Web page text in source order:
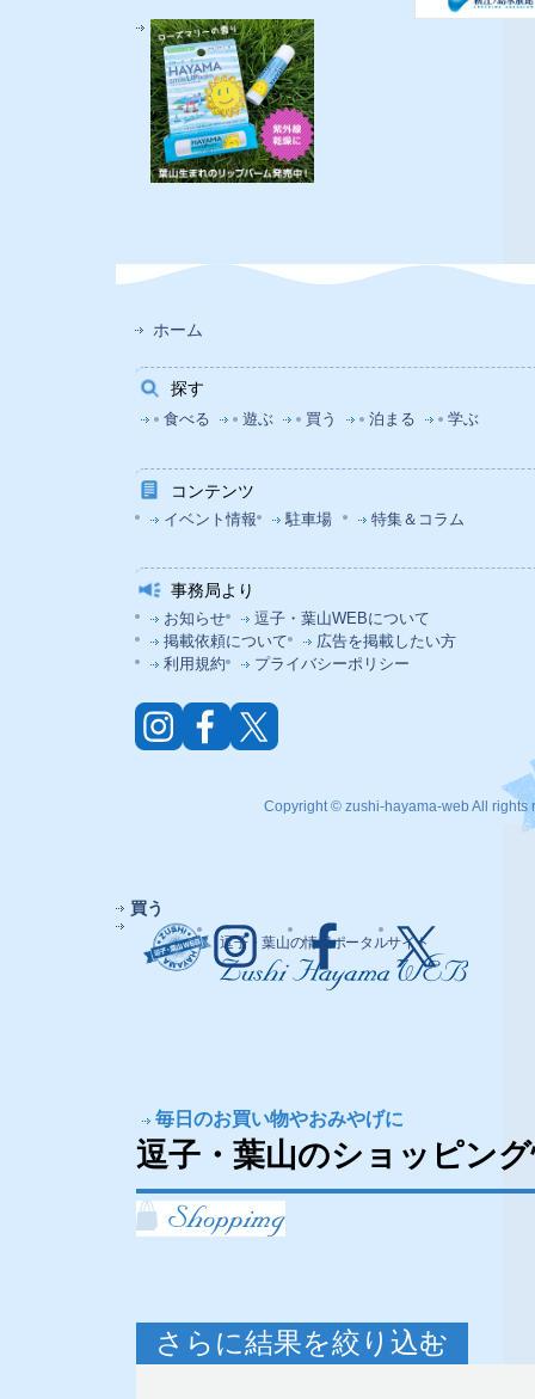
ホーム
探す
食べる 遊ぶ 買う 泊まる 学ぶ
コンテンツ
イベント情報 駐車場 特集＆コラム
事務局より
お知らせ
逗子・葉山WEBについて
掲載依頼について
広告を掲載したい方
利用規約
プライバシーポリシー
Copyright © zushi-hayama-web All rights
買う
逗子・葉山の情報ポータルサイト
毎日のお買い物やおみやげに
逗子・葉山のショッピン
さらに結果を絞り込む